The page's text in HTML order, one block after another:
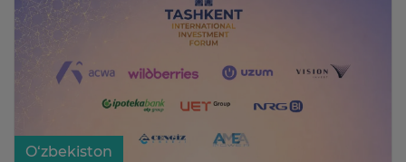
O‘zbekiston